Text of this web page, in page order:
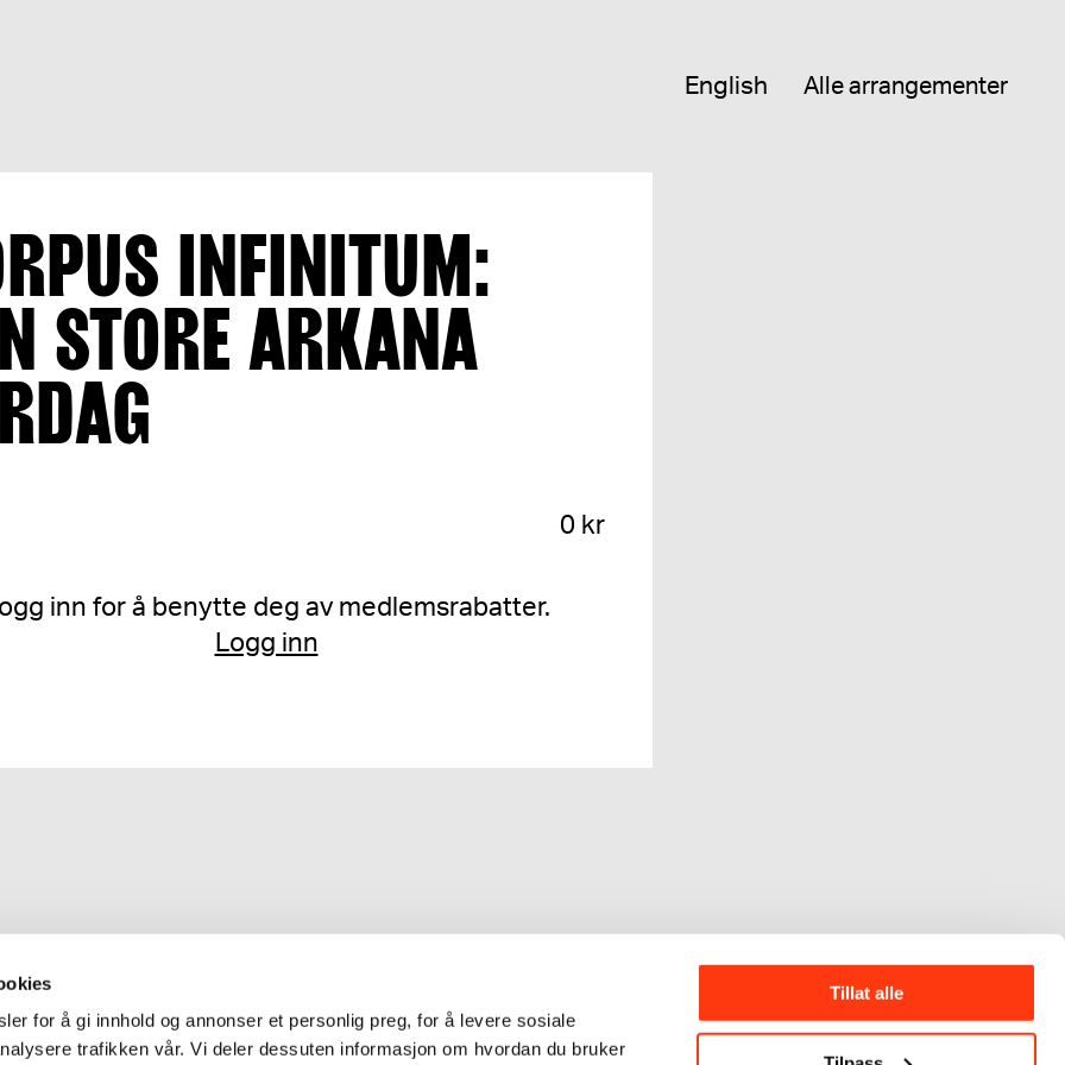
for å gi innhold og annonser et personlig preg, for å levere sosiale
trafikken vår. Vi deler dessuten informasjon om hvordan du bruker
Tillat alle
English Alle arrangementer
INFINITUM:
STORE ARKANA
0 kr
inn for å benytte deg av medlemsrabatter.
Logg inn